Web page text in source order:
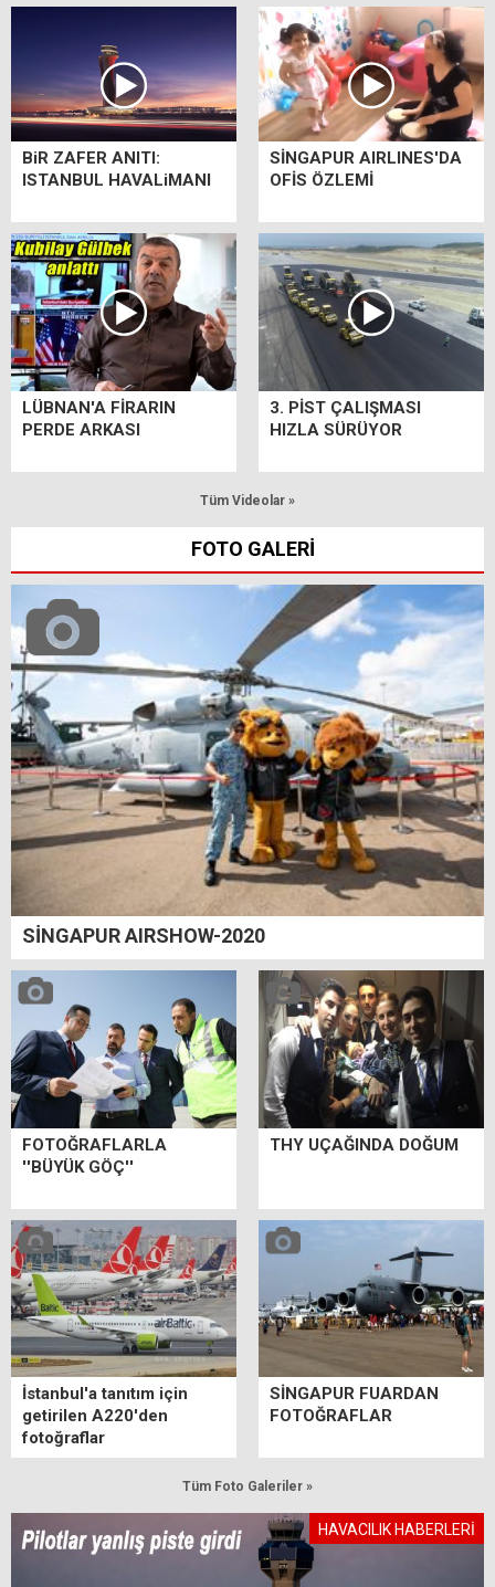
BiR ZAFER ANITI:
ISTANBUL HAVALiMANI
SİNGAPUR AIRLINES'DA
OFİS ÖZLEMİ
LÜBNAN'A FİRARIN
PERDE ARKASI
3. PİST ÇALIŞMASI
HIZLA SÜRÜYOR
Tüm Videolar »
FOTO GALERİ
SİNGAPUR AIRSHOW-2020
FOTOĞRAFLARLA
''BÜYÜK GÖÇ''
THY UÇAĞINDA DOĞUM
İstanbul'a tanıtım için
getirilen A220'den
fotoğraflar
SİNGAPUR FUARDAN
FOTOĞRAFLAR
Tüm Foto Galeriler »
HAVACILIK HABERLERİ